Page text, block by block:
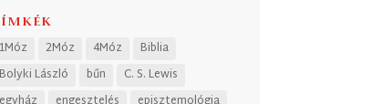
1Móz 2Móz 4Móz
Biblia
Bolyki László
bűn
C. S. Lewis